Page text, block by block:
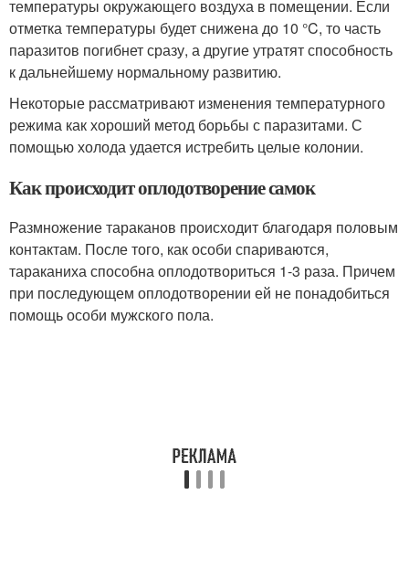
температуры окружающего воздуха в помещении. Если
отметка температуры будет снижена до 10 °C, то часть
паразитов погибнет сразу, а другие утратят способность
к дальнейшему нормальному развитию.
Некоторые рассматривают изменения температурного
режима как хороший метод борьбы с паразитами. С
помощью холода удается истребить целые колонии.
Как происходит оплодотворение самок
Размножение тараканов происходит благодаря половым
контактам. После того, как особи спариваются,
тараканиха способна оплодотвориться 1-3 раза. Причем
при последующем оплодотворении ей не понадобиться
помощь особи мужского пола.